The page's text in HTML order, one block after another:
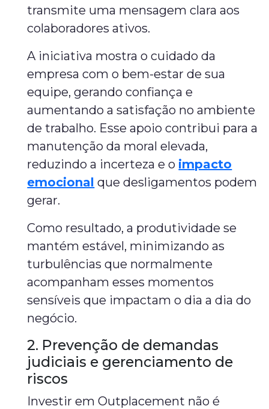
transmite uma mensagem clara aos
colaboradores ativos.
A iniciativa mostra o cuidado da
empresa com o bem-estar de sua
equipe, gerando confiança e
aumentando a satisfação no ambiente
de trabalho. Esse apoio contribui para a
manutenção da moral elevada,
reduzindo a incerteza e o impacto
emocional que desligamentos podem
gerar.
Como resultado, a produtividade se
mantém estável, minimizando as
turbulências que normalmente
acompanham esses momentos
sensíveis que impactam o dia a dia do
negócio.
2. Prevenção de demandas
judiciais e gerenciamento de
riscos
Investir em Outplacement não é